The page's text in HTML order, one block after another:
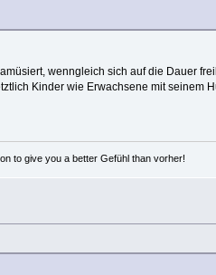
wenngleich sich auf die Dauer
Kinder wie Erwachsene mit seinem
to give you a better Gefühl than vorher!